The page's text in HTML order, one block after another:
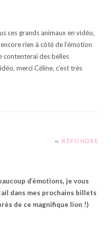
ces grands animaux en vidéo,
rien à côté de l’émotion
contenterai des belles
merci Céline, c’est très
RÉPONDRE
d’émotions, je vous
dans mes prochains billets
de ce magnifique lion !)